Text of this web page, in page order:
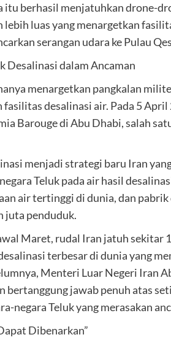
itu berhasil menjatuhkan drone-
lebih luas yang menargetkan
serangan udara ke Pulau
dalam Ancaman
menargetkan pangkalan
desalinasi air. Pada 5 April
Barouge di Abu Dhabi, salah
menjadi strategi baru Iran
Teluk pada air hasil
air tertinggi di dunia, dan
juta penduduk.
Maret, rudal Iran jatuh sekitar
terbesar di dunia yang
Menteri Luar Negeri Iran
bertanggung jawab penuh atas
negara Teluk yang merasakan
Dibenarkan”